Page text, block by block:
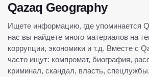
Qazaq Geography
Ищете информацию, где упоминается
нас вы найдете много материалов на
коррупции, экономики и т.д. Вместе с
часто ищут: компромат, биография,
криминал, скандал, власть,